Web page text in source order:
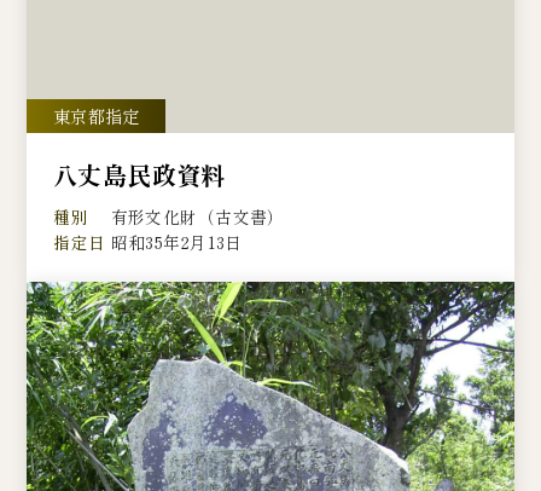
八丈島民政資料
種別
有形文化財（古文書）
指定日 昭和35年2月13日